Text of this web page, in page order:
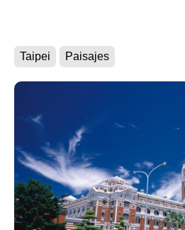
Taipei Paisajes